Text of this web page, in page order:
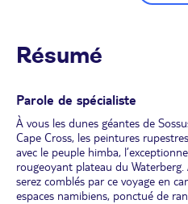
Résumé
Parole de spécialiste
À vous les dunes géantes de
Cape Cross, les peintures
avec le peuple himba,
rougeoyant plateau du
serez comblés par ce voyage en
espaces namibiens, ponctué de